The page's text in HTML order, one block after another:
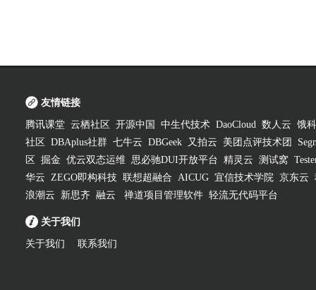
友情链接
腾讯课堂 云栖社区 开源中国 中生代技术 DaoCloud 数人云 饿
社区
DBAplus社群 七牛云 DBGeek 又拍云 美团点评技术团
区
掘金 优云双态运维 思必驰DUI开放平台 精灵云 测试窝
华云 ZEGO即构科技 联想超融合 AICUG 宜信技术学院 京东云
浪潮云
新思齐 融云 禅道项目管理软件 轻流无代码平台
关于我们
关于我们 联系我们